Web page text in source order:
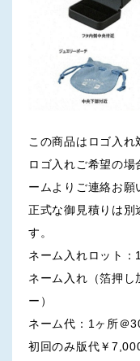
この商品はロゴ入れ
ロゴ入れご希望の
ームよりご連絡お願
正式な御見積りは別
す。
ネーム入れロット：
ネーム入れ（箔押
ー）
ネーム代：1ヶ所＠
初回のみ版代￥